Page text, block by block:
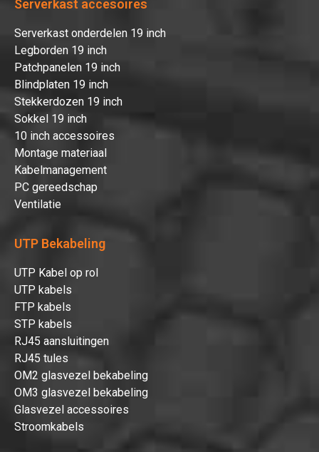
Serverkast accesoires
Serverkast onderdelen 19 inch
Legborden 19 inch
Patchpanelen 19 inch
Blindplaten 19 inch
Stekkerdozen 19 inch
Sokkel 19 inch
10 inch accessoires
Montage materiaal
Kabelmanagement
PC gereedschap
Ventilatie
UTP Bekabeling
UTP Kabel op rol
UTP kabels
FTP kabels
STP kabels
RJ45 aansluitingen
RJ45 tules
OM2 glasvezel bekabeling
OM3 glasvezel bekabeling
Glasvezel accessoires
Stroomkabels
Dit product is succesvol toegevoegd
aan uw winkelwagen!